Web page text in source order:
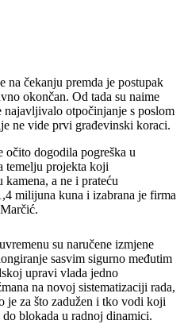
čekanju premda je postupak
okončan. Od tada su naime
najavljivalo otpočinjanje s poslom
ne vide prvi građevinski koraci.
očito dogodila pogreška u
temelju projekta koji
a ne i prateću
milijuna kuna i izabrana je firma
su naručene izmjene
sasvim sigurno međutim
upravi vlada jedno
na novoj sistematizaciji rada,
je za što zadužen i tko vodi koji
blokada u radnoj dinamici.